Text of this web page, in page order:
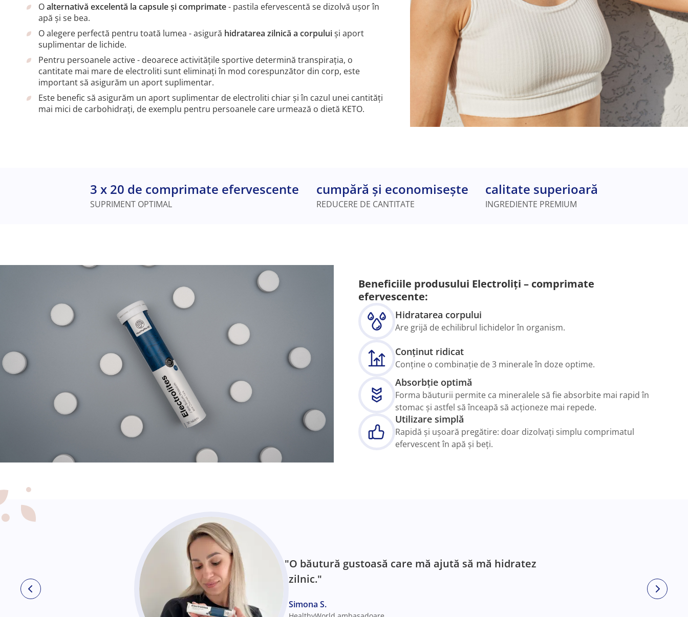
Oalternativă excelentă la capsule și comprimate- pastila efervescentă se dizolvă ușor în
apă și se bea.
O alegere perfectă pentru toată lumea - asigură hidratarea zilnică a corpuluiși aport
suplimentar de lichide.
Pentru persoanele active - deoarece activitățile sportive determină transpirația, o
cantitate mai mare de electroliti sunt eliminați în mod corespunzător din corp, este
important să asigurăm un aport suplimentar.
Este benefic să asigurăm un aport suplimentar de electroliti chiar și în cazul unei cantități
mai mici de carbohidrați, de exemplu pentru persoanele care urmează o dietă KETO.
3 x 20 de comprimate efervescente
SUPRIMENT OPTIMAL
cumpără și economisește
REDUCERE DE CANTITATE
calitate superioară
INGREDIENTE PREMIUM
Beneficiile produsului Electroliți – comprimate
efervescente:
Hidratarea corpului
Are grijă de echilibrul lichidelor în organism.
Conținut ridicat
Conține o combinație de 3 minerale în doze optime.
Absorbție optimă
Forma băuturii permite ca mineralele să fie absorbite mai rapid în
stomac și astfel să înceapă să acționeze mai repede.
Utilizare simplă
Rapidă și ușoară pregătire: doar dizolvați simplu comprimatul
efervescent în apă și beți.
"O băutură gustoasă care mă ajută să mă hidratez
zilnic."
Simona S.